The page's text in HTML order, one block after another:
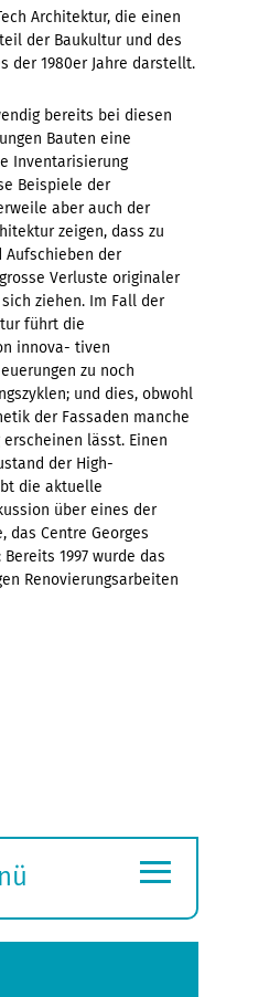
Architektur, die einen
der Baukultur und des
der 1980er Jahre darstellt.
bereits bei diesen
Bauten eine
Inventarisierung
Beispiele der
aber auch der
zeigen, dass zu
Aufschieben der
Verluste originaler
ziehen. Im Fall der
führt die
innova- tiven
zu noch
und dies, obwohl
der Fassaden manche
lässt. Einen
der High-
die aktuelle
über eines der
das Centre Georges
1997 wurde das
Renovierungsarbeiten
≡